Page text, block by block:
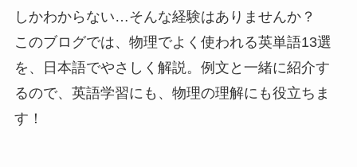
しかわからない…そんな経験はありませんか？
このブログでは、物理でよく使われる英単語13選
を、日本語でやさしく解説。例文と一緒に紹介す
るので、英語学習にも、物理の理解にも役立ちま
す！